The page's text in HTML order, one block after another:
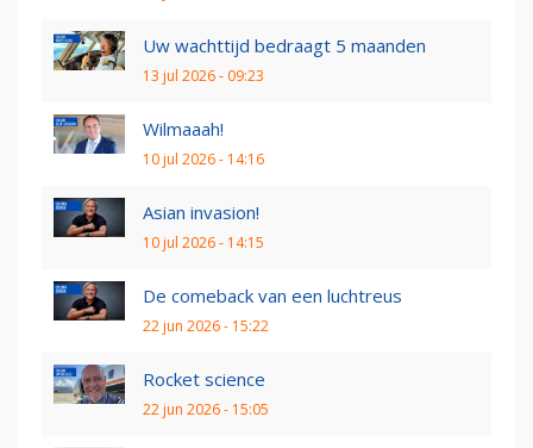
Uw wachttijd bedraagt 5 maanden
13 jul 2026 - 09:23
Wilmaaah!
10 jul 2026 - 14:16
Asian invasion!
10 jul 2026 - 14:15
De comeback van een luchtreus
22 jun 2026 - 15:22
Rocket science
22 jun 2026 - 15:05